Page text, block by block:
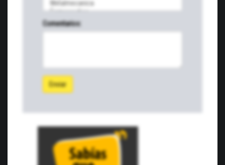
Comentarios:
Enviar